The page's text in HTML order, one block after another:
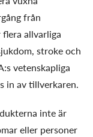
från
allvarliga
stroke och
vetenskapliga
in av tillverkaren.
inte är
eller personer